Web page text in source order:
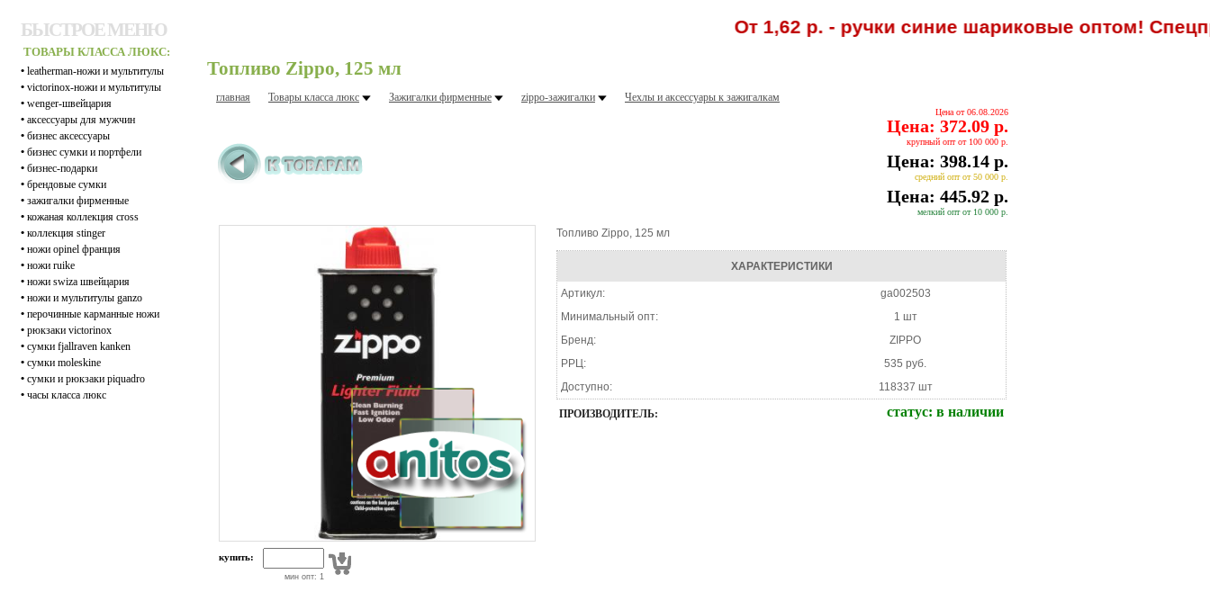
БЫСТРОЕ МЕНЮ
ТОВАРЫ КЛАССА ЛЮКС:
• leatherman-ножи и мультитулы
• victorinox-ножи и мультитулы
• wenger-швейцария
• аксессуары для мужчин
• бизнес аксессуары
• бизнес сумки и портфели
• бизнес-подарки
• брендовые сумки
• зажигалки фирменные
• кожаная коллекция cross
• коллекция stinger
• ножи opinel франция
• ножи ruike
• ножи swiza швейцария
• ножи и мультитулы ganzo
• перочинные карманные ножи
• рюкзаки victorinox
• сумки fjallraven kanken
• сумки moleskine
• сумки и рюкзаки piquadro
• часы класса люкс
От 1,62 р. - ручки синие шариковые оптом!
Топливо Zippo, 125 мл
главная Товары класса люкс Зажигалки фирменные zippo-зажигалки Чехлы и аксессуары к зажигалкам
Цена от 06.08.2026
Цена: 372.09 р.
крупный опт от 100 000 р.
Цена: 398.14 р.
средний опт от 50 000 р.
Цена: 445.92 р.
мелкий опт от 10 000 р.
Топливо Zippo, 125 мл
ХАРАКТЕРИСТИКИ
Артикул:
ga002503
Минимальный опт:
1 шт
Бренд:
ZIPPO
РРЦ:
535 руб.
Доступно:
118337 шт
ПРОИЗВОДИТЕЛЬ: статус: в наличии
купить:
мин опт: 1